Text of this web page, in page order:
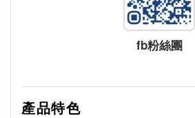
fb粉絲團
產品特色